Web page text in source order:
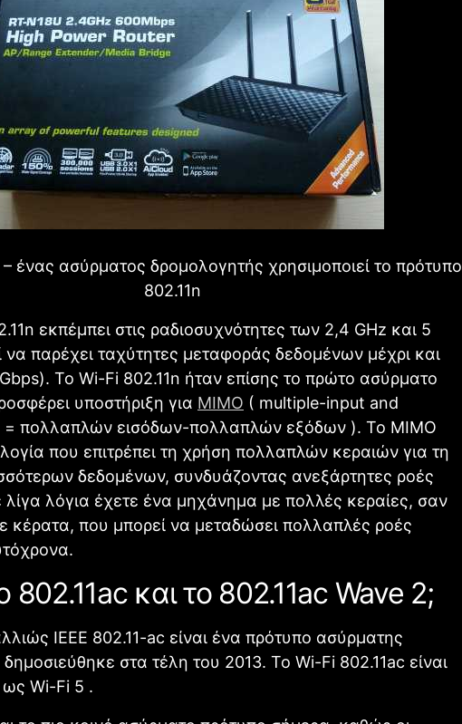
ένας ασύρματος δρομολογητής χρησιμοποιεί το πρότυπο
802.11n
εκπέμπει στις ραδιοσυχνότητες των 2,4 GHz και 5
να παρέχει ταχύτητες μεταφοράς δεδομένων μέχρι και
Το Wi-Fi 802.11n ήταν επίσης το πρώτο ασύρματο
υποστήριξη για MIMO ( multiple-input and
πολλαπλών εισόδων-πολλαπλών εξόδων ). Το MIMO
που επιτρέπει τη χρήση πολλαπλών κεραιών για τη
δεδομένων, συνδυάζοντας ανεξάρτητες ροές
λόγια έχετε ένα μηχάνημα με πολλές κεραίες, σαν
κέρατα, που μπορεί να μεταδώσει πολλαπλές ροές
802.11ac και το 802.11ac Wave 2;
IEEE 802.11-ac είναι ένα πρότυπο ασύρματης
στα τέλη του 2013. Το Wi-Fi 802.11ac είναι
ως Wi-Fi 5 .